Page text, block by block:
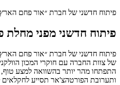
פיתוח חדשני של חברת ״אור פחם
פיתוח חדשני מפני מחלת
פיתוח חדשני של חברת ״אור פחם
של צוות החברה עם חוקרי המכון
התפתחו מהר יותר בהשוואה למצע
ותערובת הפורטהצ'אר תסייע לחקלאים